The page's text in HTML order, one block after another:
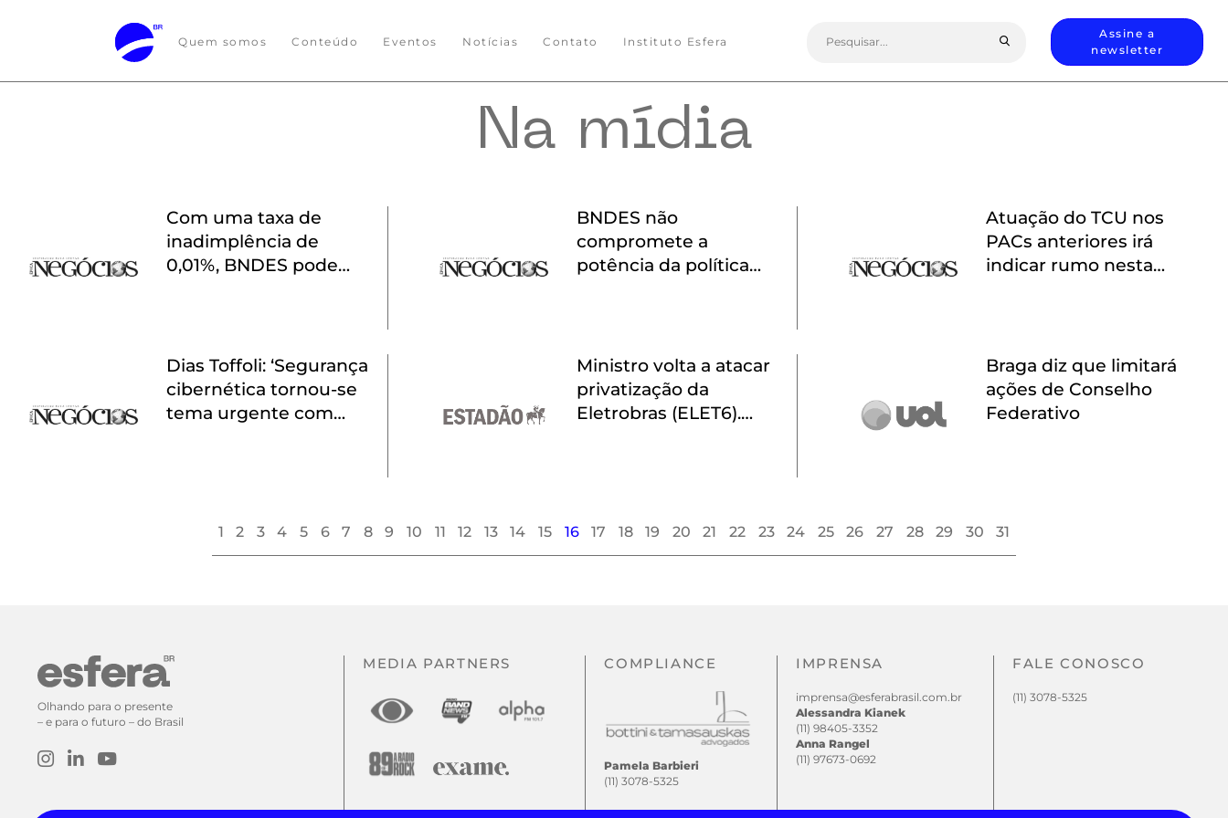
Quem somos Conteúdo Eventos Notícias Contato Instituto Esfera
for:
Assine a
newsletter
Na mídia
Com uma taxa de
inadimplência de
0,01%, BNDES pode
BNDES não
compromete a
potência da política
Atuação do TCU nos
PACs anteriores irá
indicar rumo nesta
Dias Toffoli: ‘Segurança
cibernética tornou-se
tema urgente com
Ministro volta a atacar
privatização da
Eletrobras (ELET6).
Braga diz que limitará
ações de Conselho
Federativo
1 2 3 4 5 6 7 8 9 10 11 12 13 14 15 16 17 18 19 20 21 22 23 24 25 26 27 28 29 30 31
Olhando para o presente
– e para o futuro – do Brasil
MEDIA PARTNERS COMPLIANCE
Pamela Barbieri
(11) 3078-5325
IMPRENSA
imprensa@esferabrasil.com.br
Alessandra Kianek
(11) 98405-3352
Anna Rangel
(11) 97673-0692
FALE CONOSCO
(11) 3078-5325